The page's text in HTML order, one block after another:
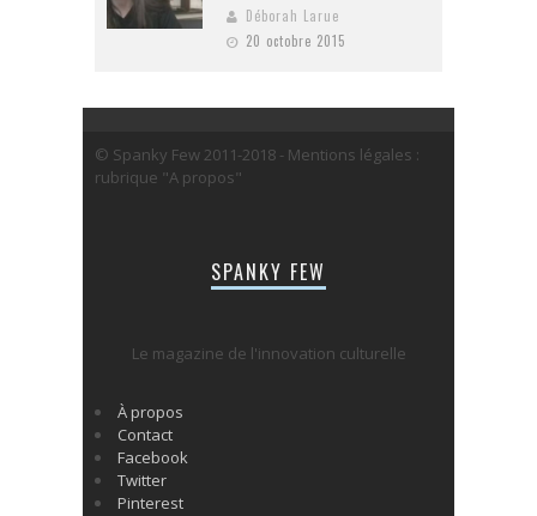
Déborah Larue
20 octobre 2015
© Spanky Few 2011-2018 - Mentions légales :
rubrique "A propos"
SPANKY FEW
Le magazine de l'innovation culturelle
À propos
Contact
Facebook
Twitter
Pinterest